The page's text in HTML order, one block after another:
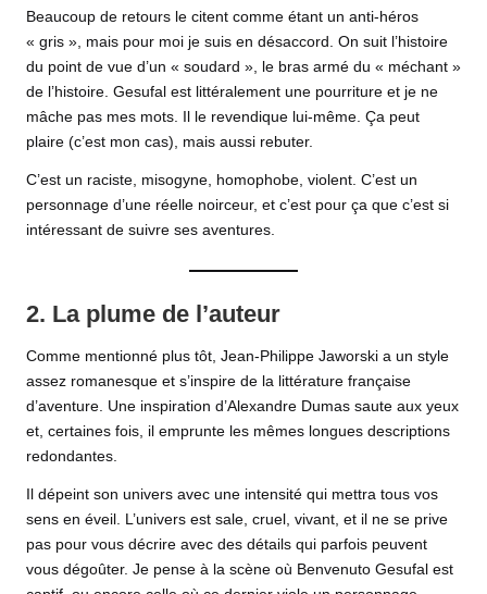
Beaucoup de retours le citent comme étant un anti-héros
« gris », mais pour moi je suis en désaccord. On suit l’histoire
du point de vue d’un « soudard », le bras armé du « méchant »
de l’histoire. Gesufal est littéralement une pourriture et je ne
mâche pas mes mots. Il le revendique lui-même. Ça peut
plaire (c’est mon cas), mais aussi rebuter.
C’est un raciste, misogyne, homophobe, violent. C’est un
personnage d’une réelle noirceur, et c’est pour ça que c’est si
intéressant de suivre ses aventures.
2. La plume de l’auteur
Comme mentionné plus tôt, Jean-Philippe Jaworski a un style
assez romanesque et s’inspire de la littérature française
d’aventure. Une inspiration d’Alexandre Dumas saute aux yeux
et, certaines fois, il emprunte les mêmes longues descriptions
redondantes.
Il dépeint son univers avec une intensité qui mettra tous vos
sens en éveil. L’univers est sale, cruel, vivant, et il ne se prive
pas pour vous décrire avec des détails qui parfois peuvent
vous dégoûter. Je pense à la scène où Benvenuto Gesufal est